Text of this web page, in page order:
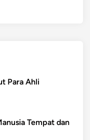
Para Ahli
Tempat dan